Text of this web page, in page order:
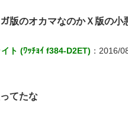
版のオカマなのかＸ版の小
ト (ﾜｯﾁｮｲ f384-D2ET) ：2016/
てたな